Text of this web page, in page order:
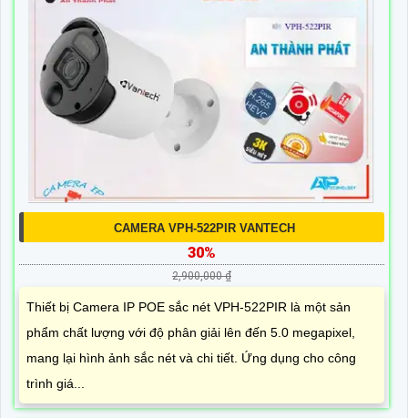
CAMERA VPH-522PIR VANTECH
30%
2,900,000 ₫
Thiết bị Camera IP POE sắc nét VPH-522PIR là một sản
phẩm chất lượng với độ phân giải lên đến 5.0 megapixel,
mang lại hình ảnh sắc nét và chi tiết. Ứng dụng cho công
trình giá...